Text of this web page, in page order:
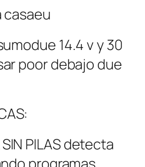
casaeu
14.4 v y 30
poor debajo due
PILAS detecta